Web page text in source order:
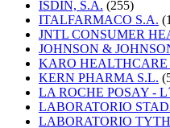
ISDIN, S.A. (255)
ITALFARMACO S.A.
JNTL CONSUMER
JOHNSON &
KARO HEALTHCARE
KERN PHARMA S.L.
LA ROCHE POSAY -
LABORATORIO
LABORATORIO